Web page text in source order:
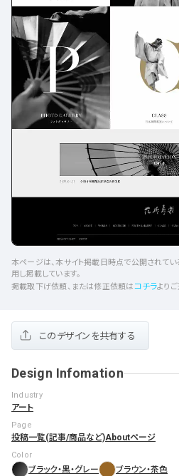
本ページは、本サイト掲載日時点で公開されてい
用し掲載しています。
掲載取下げ依頼、または修正依頼はコチラよりご
このデザインを共有する
Design Infomation
Industry
アート
Page
投稿一覧(記事/商品など)Aboutページ
Color
ブラック・黒・グレー ブラウン・茶色